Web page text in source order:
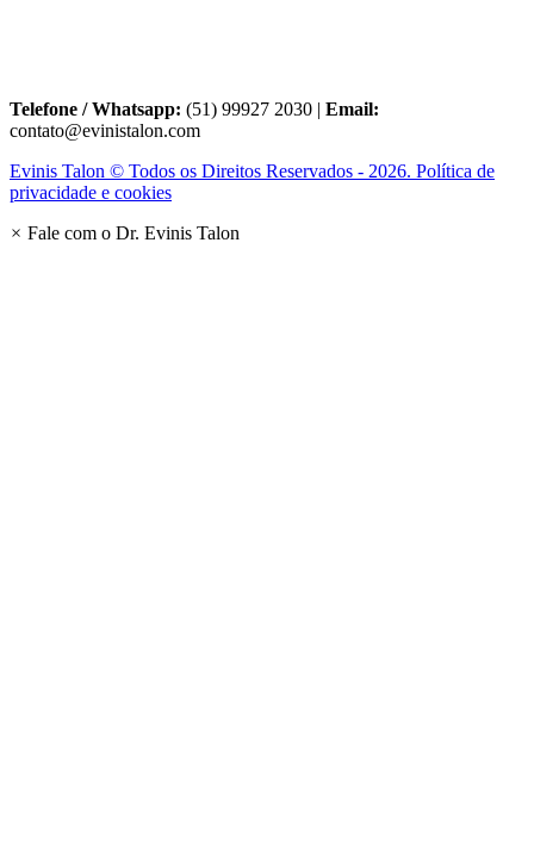
Telefone / Whatsapp: (51) 99927 2030 | Email:
contato@evinistalon.com
Evinis Talon © Todos os Direitos Reservados - 2026. Política de
privacidade e cookies
× Fale com o Dr. Evinis Talon